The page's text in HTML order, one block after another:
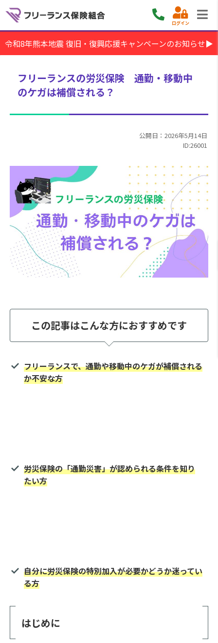
ログイン
令和8年熊本地震 復旧・復興応援キャンペーンのお知らせ▶
フリーランスの労災保険 通勤・移動中
のケガは補償される？
公開日：2026年5月14日
ID:26001
この記事はこんな方におすすめです
フリーランスで、通勤や移動中のケガが補償される
か不安な方
労災保険の「通勤災害」が認められる条件を知り
たい方
自分に労災保険の特別加入が必要かどうか迷ってい
る方
はじめに